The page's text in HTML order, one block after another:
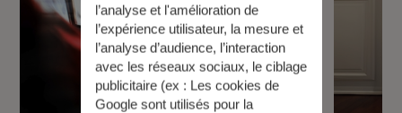
l’analyse et l'amélioration de
l’expérience utilisateur, la mesure et
l’analyse d’audience, l’interaction
avec les réseaux sociaux, le ciblage
publicitaire (ex : Les cookies de
Google sont utilisés pour la